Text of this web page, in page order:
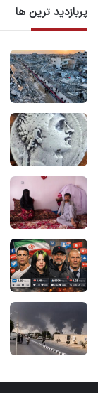
پربازدید ترین ها